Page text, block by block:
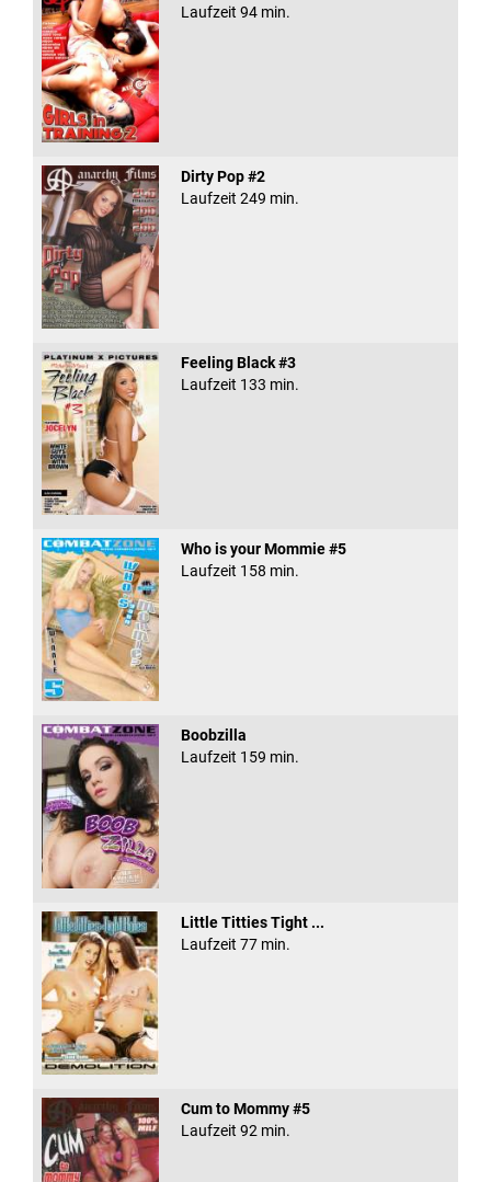
Laufzeit 94 min.
Dirty Pop #2
Laufzeit 249 min.
Feeling Black #3
Laufzeit 133 min.
Who is your Mommie #5
Laufzeit 158 min.
Boobzilla
Laufzeit 159 min.
Little Titties Tight ...
Laufzeit 77 min.
Cum to Mommy #5
Laufzeit 92 min.